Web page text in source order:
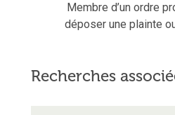
Membre d’un ordre
déposer une plainte
Recherches